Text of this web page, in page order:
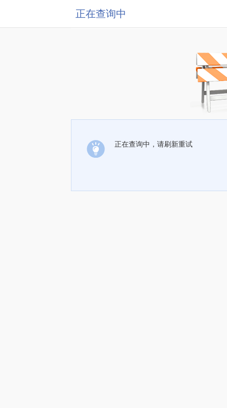
正在查询中
正在查询中，请刷新重试